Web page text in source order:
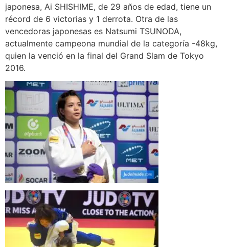
japonesa, Ai SHISHIME, de 29 años de edad, tiene un
récord de 6 victorias y 1 derrota. Otra de las
vencedoras japonesas es Natsumi TSUNODA,
actualmente campeona mundial de la categoría -48kg,
quien la venció en la final del Grand Slam de Tokyo
2016.